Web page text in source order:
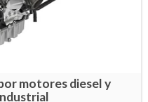
motores diesel y